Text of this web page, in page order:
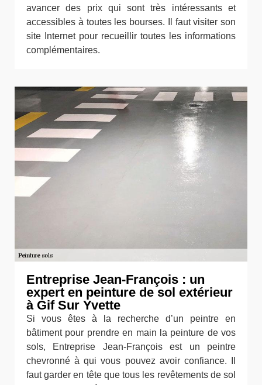
avancer des prix qui sont très intéressants et
accessibles à toutes les bourses. Il faut visiter son
site Internet pour recueillir toutes les informations
complémentaires.
Entreprise Jean-François : un
expert en peinture de sol extérieur
à Gif Sur Yvette
Si vous êtes à la recherche d’un peintre en
bâtiment pour prendre en main la peinture de vos
sols, Entreprise Jean-François est un peintre
chevronné à qui vous pouvez avoir confiance. Il
faut garder en tête que tous les revêtements de sol